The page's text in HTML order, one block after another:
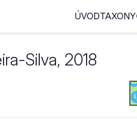
ÚVODTAXONY
Silva, 2018